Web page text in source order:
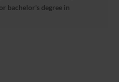
bachelor's degree in